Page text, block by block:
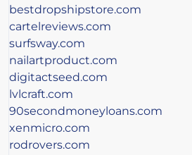
bestdropshipstore.com
cartelreviews.com
surfsway.com
nailartproduct.com
digitactseed.com
lvlcraft.com
90secondmoneyloans.com
xenmicro.com
rodrovers.com